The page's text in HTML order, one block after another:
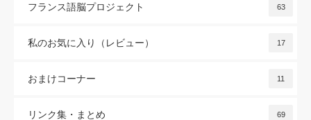
フランス語脳プロジェクト 63
私のお気に入り（レビュー） 17
おまけコーナー 11
リンク集・まとめ 69